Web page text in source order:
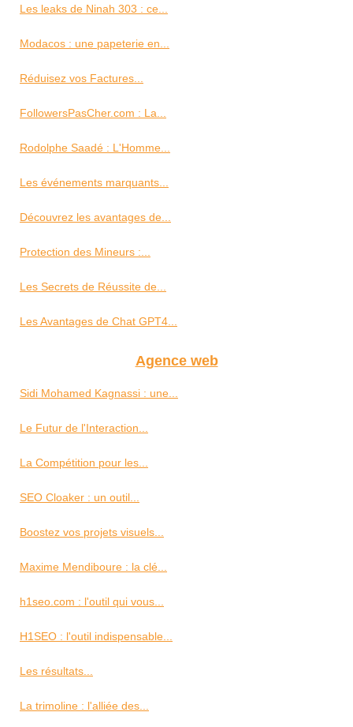
Les leaks de Ninah 303 : ce...
Modacos : une papeterie en...
Réduisez vos Factures...
FollowersPasCher.com : La...
Rodolphe Saadé : L'Homme...
Les événements marquants...
Découvrez les avantages de...
Protection des Mineurs :...
Les Secrets de Réussite de...
Les Avantages de Chat GPT4...
Agence web
Sidi Mohamed Kagnassi : une...
Le Futur de l'Interaction...
La Compétition pour les...
SEO Cloaker : un outil...
Boostez vos projets visuels...
Maxime Mendiboure : la clé...
h1seo.com : l'outil qui vous...
H1SEO : l'outil indispensable...
Les résultats...
La trimoline : l'alliée des...